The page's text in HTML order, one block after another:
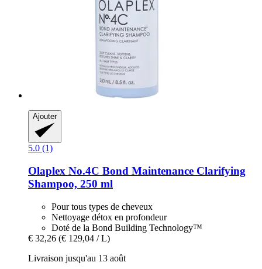
Ajouter
5.0 (1)
Olaplex No.4C Bond Maintenance Clarifying
Shampoo, 250 ml
Pour tous types de cheveux
Nettoyage détox en profondeur
Doté de la Bond Building Technology™
€ 32,26 (€ 129,04 / L)
Livraison jusqu'au 13 août